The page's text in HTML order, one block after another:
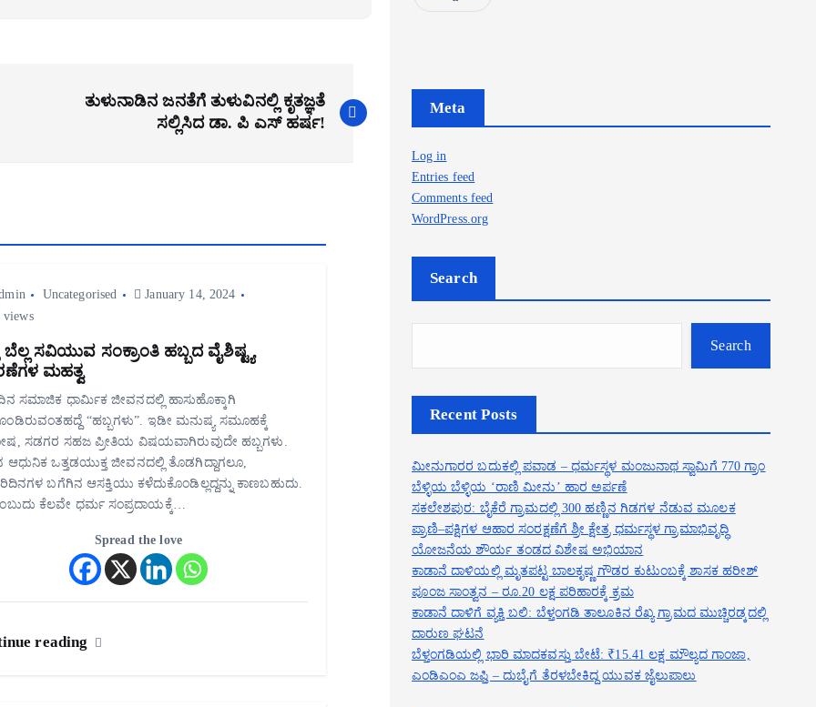
ತುಳುನಾಡಿನ ಜನತೆಗೆ ತುಳುವಿನಲ್ಲಿ ಕೃತಜ್ಞತೆ
ಸಲ್ಲಿಸಿದ ಡಾ. ಪಿ ಎಸ್ ಹರ್ಷ!
Uncategorised
January 14, 2024
views
ಬೆಲ್ಲ ಸವಿಯುವ ಸಂಕ್ರಾಂತಿ ಹಬ್ಬದ ವೈಶಿಷ್ಟ್ಯ
ಮಹತ್ವ
ಸಮಾಜಿಕ ಧಾರ್ಮಿಕ ಜೀವನದಲ್ಲಿ ಹಾಸುಹೊಕ್ಕಾಗಿ
“ಹಬ್ಬಗಳು”. ಇಡೀ ಮನುಷ್ಯ ಸಮೂಹಕ್ಕೆ
ಸಡಗರ ಸಹಜ ಪ್ರೀತಿಯ ವಿಷಯವಾಗಿರುವುದೇ ಹಬ್ಬಗಳು.
ಆಧುನಿಕ ಒತ್ತಡಯುಕ್ತ ಜೀವನದಲ್ಲಿ ತೊಡಗಿದ್ದಾಗಲೂ,
ಬಗೆಗಿನ ಆಸಕ್ತಿಯು ಕಳೆದುಕೊಂಡಿಲ್ಲದ್ದನ್ನು ಕಾಣಬಹುದು.
ಕೆಲವೇ ಧರ್ಮ ಸಂಪ್ರದಾಯಕ್ಕೆ…
Spread the love
reading
Meta
Log in
Entries feed
Comments feed
WordPress.org
Search
Search
Recent Posts
ಮೀನುಗಾರರ ಬದುಕಲ್ಲಿ ಪವಾಡ – ಧರ್ಮಸ್ಥಳ ಮಂಜುನಾಥ ಸ್ವಾಮಿಗೆ 770 ಗ್ರಾಂ
ಬೆಳ್ಳಿಯ ಬೆಳ್ಳಿಯ ‘ರಾಣಿ ಮೀನು’ ಹಾರ ಅರ್ಪಣೆ
ಸಕಲೇಶಪುರ: ಬೈಕೆರೆ ಗ್ರಾಮದಲ್ಲಿ 300 ಹಣ್ಣಿನ ಗಿಡಗಳ ನೆಡುವ ಮೂಲಕ
ಪ್ರಾಣಿ–ಪಕ್ಷಿಗಳ ಆಹಾರ ಸಂರಕ್ಷಣೆಗೆ ಶ್ರೀ ಕ್ಷೇತ್ರ ಧರ್ಮಸ್ಥಳ ಗ್ರಾಮಾಭಿವೃದ್ಧಿ
ಯೋಜನೆಯ ಶೌರ್ಯ ತಂಡದ ವಿಶೇಷ ಅಭಿಯಾನ
ಕಾಡಾನೆ ದಾಳಿಯಲ್ಲಿ ಮೃತಪಟ್ಟ ಬಾಲಕೃಷ್ಣ ಗೌಡರ ಕುಟುಂಬಕ್ಕೆ ಶಾಸಕ ಹರೀಶ್
ಪೂಂಜ ಸಾಂತ್ವನ – ರೂ.20 ಲಕ್ಷ ಪರಿಹಾರಕ್ಕೆ ಕ್ರಮ
ಕಾಡಾನೆ ದಾಳಿಗೆ ವ್ಯಕ್ತಿ ಬಲಿ: ಬೆಳ್ತಂಗಡಿ ತಾಲೂಕಿನ ರೆಖ್ಯ ಗ್ರಾಮದ ಮುಚ್ಚಿರಡ್ಕದಲ್ಲಿ
ದಾರುಣ ಘಟನೆ
ಬೆಳ್ತಂಗಡಿಯಲ್ಲಿ ಭಾರಿ ಮಾದಕವಸ್ತು ಬೇಟೆ: ₹15.41 ಲಕ್ಷ ಮೌಲ್ಯದ ಗಾಂಜಾ,
ಎಂಡಿಎಂಎ ಜಪ್ತಿ – ದುಬೈಗೆ ತೆರಳಬೇಕಿದ್ದ ಯುವಕ ಜೈಲುಪಾಲು